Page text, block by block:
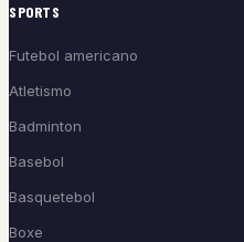
SPORTS
Futebol americano
Atletismo
Badminton
Basebol
Basquetebol
Boxe